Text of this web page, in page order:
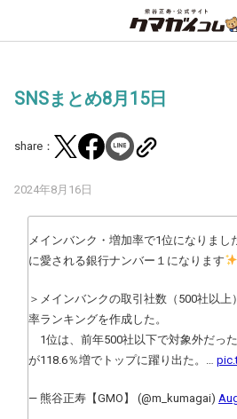
SNSまとめ8月15日
share：
2024年8月16日
メインバンク・増加率で1位になりまし
に愛される銀行ナンバー１になります
＞メインバンクの取引社数（500社以
率ランキングを作成した。
1位は、前年500社以下で対象外だっ
が118.6％増でトップに躍り出た。…
— 熊谷正寿【GMO】 (@m_kumagai)